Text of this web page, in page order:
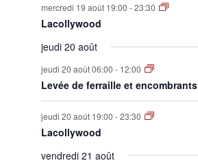
mercredi 19 août 19:00 -23:30
Lacollywood
jeudi 20 août
jeudi 20 août 06:00 - 12:00
Levée de ferraille et encombrants
jeudi 20 août 19:00 -23:30
Lacollywood
vendredi 21 août